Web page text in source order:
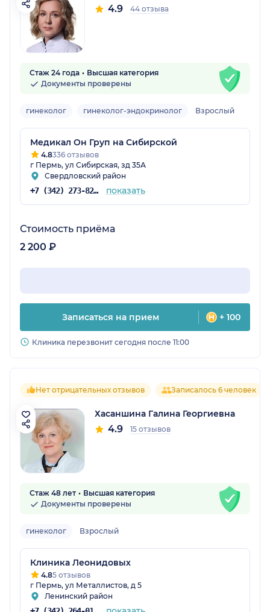
4.9 44 отзыва
Стаж 24 года
Высшая категория
Документы проверены
гинеколог гинеколог-эндокринолог Взрослый
Медикал Он Груп на Сибирской
4.8336 отзывов
г Пермь, ул Сибирская, зд 35А
Свердловский район
+7 (342) 273-82-39 показать
Стоимость приёма
2 200 ₽
Записаться на прием + 100
Клиника перезвонит сегодня после 11:00
Нет отрицательных отзывов Записалось 6 человек
Хасаншина Галина Георгиевна
4.9 15 отзывов
Стаж 48 лет
Высшая категория
Документы проверены
гинеколог Взрослый
Клиника Леонидовых
4.85 отзывов
г Пермь, ул Металлистов, д 5
Ленинский район